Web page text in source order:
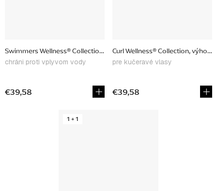
Swimmers Wellness® Collection, výhodný set
chráni proti vplyvom vody
€39,58
Curl Wellness® Collection,
pre kučeravé vlasy
€39,58
1 + 1